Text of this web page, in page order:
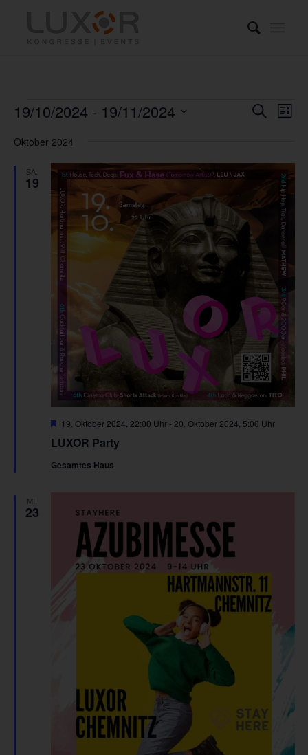
Veranstaltungen SucheListe
19/10/2024 - 19/11/2024
wählen.
Oktober 2024
SA.
19
LUXOR Party
Hervorgehoben
19. Oktober 2024, 22:00 Uhr- 20. Oktober 2024, 5:00 Uhr
Gesamtes Haus
MI.
23